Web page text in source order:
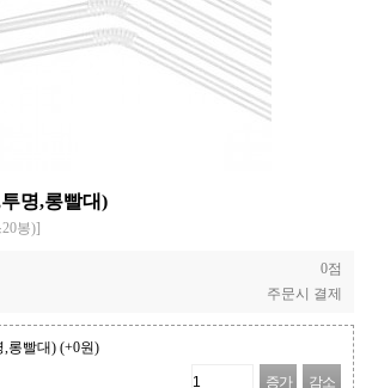
명,롱빨대)
봉)]
0점
주문시 결제
,롱빨대) (+0원)
증가 감소